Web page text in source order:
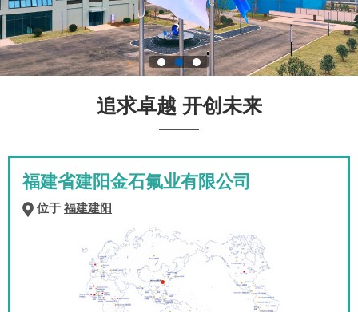
追求卓越 开创未来
福建省建阳金石氟业有限公司
位于 福建建阳